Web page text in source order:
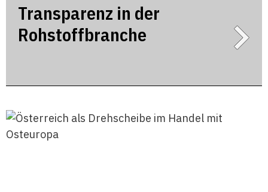
Transparenz in der
Rohstoffbranche